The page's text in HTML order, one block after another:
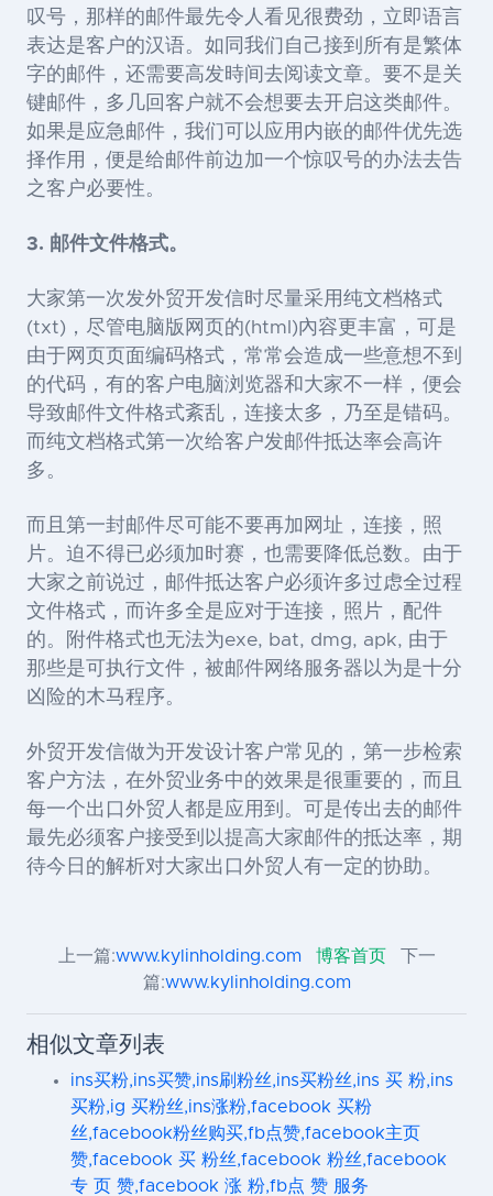
叹号，那样的邮件最先令人看见很费劲，立即语言
表达是客户的汉语。如同我们自己接到所有是繁体
字的邮件，还需要高发時间去阅读文章。要不是关
键邮件，多几回客户就不会想要去开启这类邮件。
如果是应急邮件，我们可以应用内嵌的邮件优先选
择作用，便是给邮件前边加一个惊叹号的办法去告
之客户必要性。
3. 邮件文件格式。
大家第一次发外贸开发信时尽量采用纯文档格式
(txt) ，尽管电脑版网页的(html)內容更丰富，可是
由于网页页面编码格式，常常会造成一些意想不到
的代码，有的客户电脑浏览器和大家不一样，便会
导致邮件文件格式紊乱，连接太多，乃至是错码。
而纯文档格式第一次给客户发邮件抵达率会高许
多。
而且第一封邮件尽可能不要再加网址，连接，照
片。迫不得已必须加时赛，也需要降低总数。由于
大家之前说过，邮件抵达客户必须许多过虑全过程
文件格式，而许多全是应对于连接，照片，配件
的。附件格式也无法为exe, bat, dmg, apk, 由于
那些是可执行文件，被邮件网络服务器以为是十分
凶险的木马程序。
外贸开发信做为开发设计客户常见的，第一步检索
客户方法，在外贸业务中的效果是很重要的，而且
每一个出口外贸人都是应用到。可是传出去的邮件
最先必须客户接受到以提高大家邮件的抵达率，期
待今日的解析对大家出口外贸人有一定的协助。
上一篇:www.kylinholding.com 博客首页
下一
篇:www.kylinholding.com
相似文章列表
ins买粉,ins买赞,ins刷粉丝,ins买粉丝,ins 买 粉,ins
买粉,ig 买粉丝,ins涨粉,facebook 买粉
丝,facebook粉丝购买,fb点赞,facebook主页
赞,facebook 买 粉丝,facebook 粉丝,facebook
专 页 赞,facebook 涨 粉,fb点 赞 服务